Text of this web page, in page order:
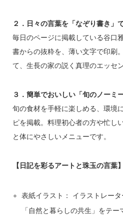
２．日々の言葉を「なぞり書き」
毎日のページに掲載している谷口
書からの抜粋を、薄い文字で印刷
て、生長の家の説く真理のエッセ
３．簡単でおいしい「旬のノーミ
旬の食材を手軽に楽しめる、環境
ピを掲載。料理初心者の方や忙し
と体にやさしいメニューです。
【日記を彩るアートと珠玉の言葉】
表紙イラスト： イラストレー
「自然と暮らしの共生」をテ